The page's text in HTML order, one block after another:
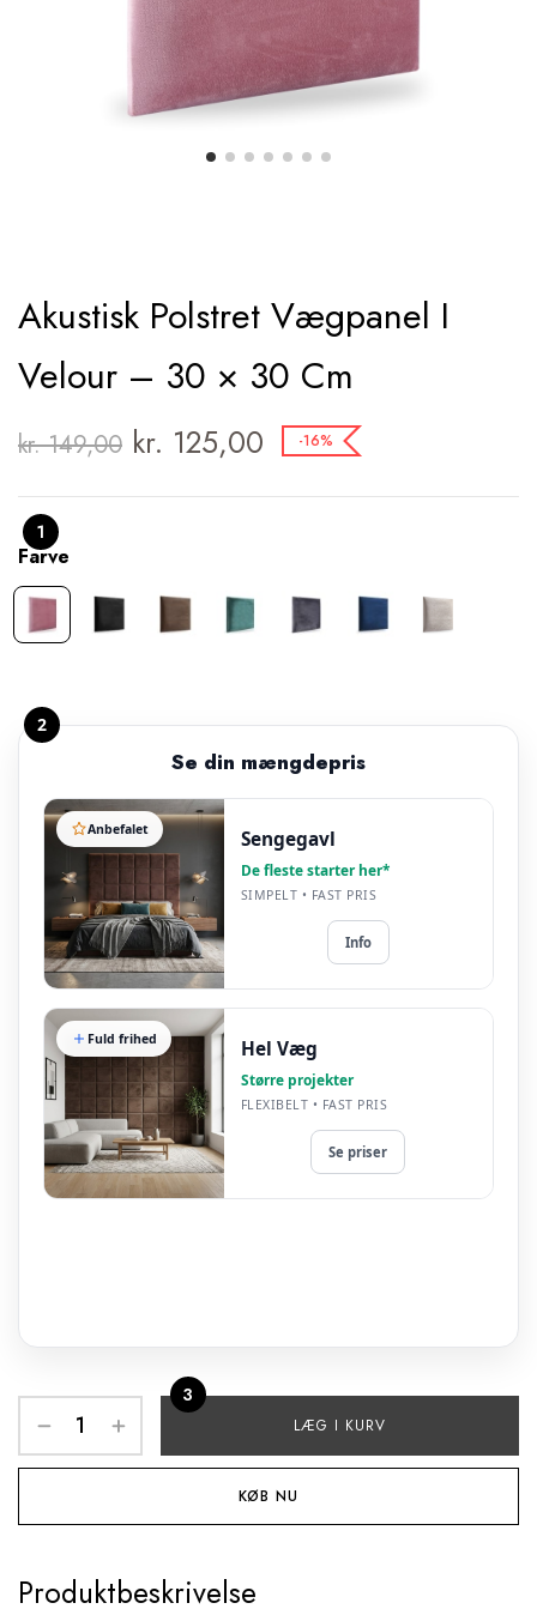
Akustisk Polstret Vægpanel I
Velour – 30 × 30 Cm
kr.149,00 kr. 125,00 -16%
1
Farve
2
Se din mængdepris
Anbefalet Sengegavl
De fleste starter her*
SIMPELT • FAST PRIS
Info
Fuld frihed Hel Væg
Større projekter
FLEXIBELT • FAST PRIS
Se priser
3
LÆG I KURV
KØB NU
Produktbeskrivelse